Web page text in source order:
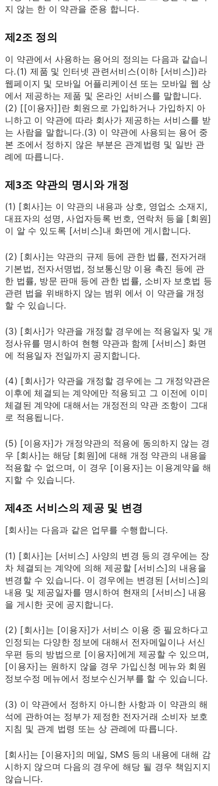
지 않는 한 이 약관을 준용 합니다.
제2조 정의
이 약관에서 사용하는 용어의 정의는 다음과 같습니
다.(1) 제품 및 인터넷 관련서비스(이하 [서비스])라
웹페이지 및 모바일 어플리케이션 또는 모바일 웹 상
에서 제공하는 제품 및 온라인 서비스를 말합니다.
(2) [[이용자]]란 회원으로 가입하거나 가입하지 아
니하고 이 약관에 따라 회사가 제공하는 서비스를 받
는 사람을 말합니다.(3) 이 약관에 사용되는 용어 중
본 조에서 정하지 않은 부분은 관계법령 및 일반 관
례에 따릅니다.
제3조 약관의 명시와 개정
(1) [회사]는 이 약관의 내용과 상호, 영업소 소재지,
대표자의 성명, 사업자등록 번호, 연락처 등을 [회원]
이 알 수 있도록 [서비스]내 화면에 게시합니다.
(2) [회사]는 약관의 규제 등에 관한 법률, 전자거래
기본법, 전자서명법, 정보통신망 이용 촉진 등에 관
한 법률, 방문 판매 등에 관한 법률, 소비자 보호법 등
관련 법을 위배하지 않는 범위 에서 이 약관을 개정
할 수 있습니다.
(3) [회사]가 약관을 개정할 경우에는 적용일자 및 개
정사유를 명시하여 현행 약관과 함께 [서비스] 화면
에 적용일자 전일까지 공지합니다.
(4) [회사]가 약관을 개정할 경우에는 그 개정약관은
이후에 체결되는 계약에만 적용되고 그 이전에 이미
체결된 계약에 대해서는 개정전의 약관 조항이 그대
로 적용됩니다.
(5) [이용자]가 개정약관의 적용에 동의하지 않는 경
우 [회사]는 해당 [회원]에 대해 개정 약관의 내용을
적용할 수 없으며, 이 경우 [이용자]는 이용계약을 해
지할 수 있습니다.
제4조 서비스의 제공 및 변경
[회사]는 다음과 같은 업무를 수행합니다.
(1) [회사]는 [서비스] 사양의 변경 등의 경우에는 장
차 체결되는 계약에 의해 제공할 [서비스]의 내용을
변경할 수 있습니다. 이 경우에는 변경된 [서비스]의
내용 및 제공일자를 명시하여 현재의 [서비스] 내용
을 게시한 곳에 공지합니다.
(2) [회사]는 [이용자]가 서비스 이용 중 필요하다고
인정되는 다양한 정보에 대해서 전자메일이나 서신
우편 등의 방법으로 [이용자]에게 제공할 수 있으며,
[이용자]는 원하지 않을 경우 가입신청 메뉴와 회원
정보수정 메뉴에서 정보수신거부를 할 수 있습니다.
(3) 이 약관에서 정하지 아니한 사항과 이 약관의 해
석에 관하여는 정부가 제정한 전자거래 소비자 보호
지침 및 관계 법령 또는 상 관례에 따릅니다.
[회사]는 [이용자]의 메일, SMS 등의 내용에 대해 감
시하지 않으며 다음의 경우에 해당 될 경우 책임지지
않습니다.